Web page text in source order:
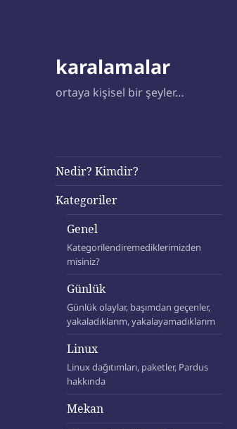
karalamalar
ortaya kişisel bir şeyler…
Nedir? Kimdir?
Kategoriler
Genel
Kategorilendiremediklerimizden
misiniz?
Günlük
Günlük olaylar, başımdan geçenler,
yakaladıklarım, yakalayamadıklarım
Linux
Linux dağıtımları, paketler, Pardus
hakkında
Mekan